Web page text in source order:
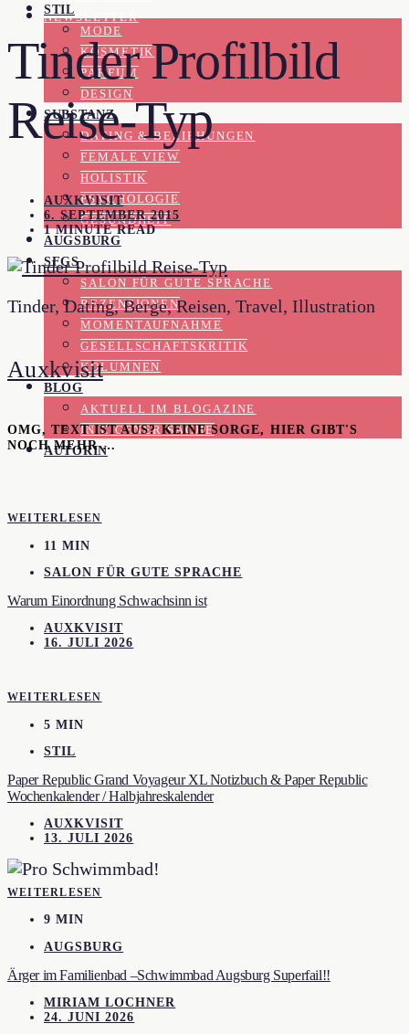
NEWSLETTER
STIL
MODE
KOSMETIK
PARFUM
DESIGN
SUBSTANZ
DATING & BEZIEHUNGEN
FEMALE VIEW
HOLISTIK
PSYCHOLOGIE
GESUNDHEIT
AUGSBURG
SFGS
SALON FÜR GUTE SPRACHE
REZENSIONEN
MOMENTAUFNAHME
GESELLSCHAFTSKRITIK
KOLUMNEN
BLOG
AKTUELL IM BLOGAZINE
IN EIGENER SACHE
AUTORIN
Tinder Profilbild
Reise-Typ
AUXKVISIT
6. SEPTEMBER 2015
1 MINUTE READ
Tinder, Dating, Berge, Reisen, Travel, Illustration
Auxkvisit
OMG, TEXT IST AUS? KEINE SORGE, HIER GIBT'S
NOCH MEHR …
WEITERLESEN
11 MIN
SALON FÜR GUTE SPRACHE
Warum Einordnung Schwachsinn ist
AUXKVISIT
16. JULI 2026
WEITERLESEN
5 MIN
STIL
Paper Republic Grand Voyageur XL Notizbuch & Paper Republic
Wochenkalender / Halbjahreskalender
AUXKVISIT
13. JULI 2026
WEITERLESEN
9 MIN
AUGSBURG
Ärger im Familienbad –Schwimmbad Augsburg Superfail!!
MIRIAM LOCHNER
24. JUNI 2026